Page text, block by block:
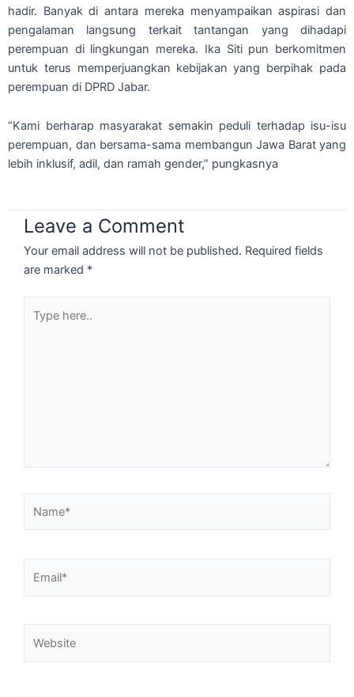
hadir. Banyak di antara mereka menyampaikan aspirasi dan
pengalaman langsung terkait tantangan yang dihadapi
perempuan di lingkungan mereka. Ika Siti pun berkomitmen
untuk terus memperjuangkan kebijakan yang berpihak pada
perempuan di DPRD Jabar.
“Kami berharap masyarakat semakin peduli terhadap isu-isu
perempuan, dan bersama-sama membangun Jawa Barat yang
lebih inklusif, adil, dan ramah gender,” pungkasnya
Leave a Comment
Your email address will not be published. Required fields
are marked *
here..